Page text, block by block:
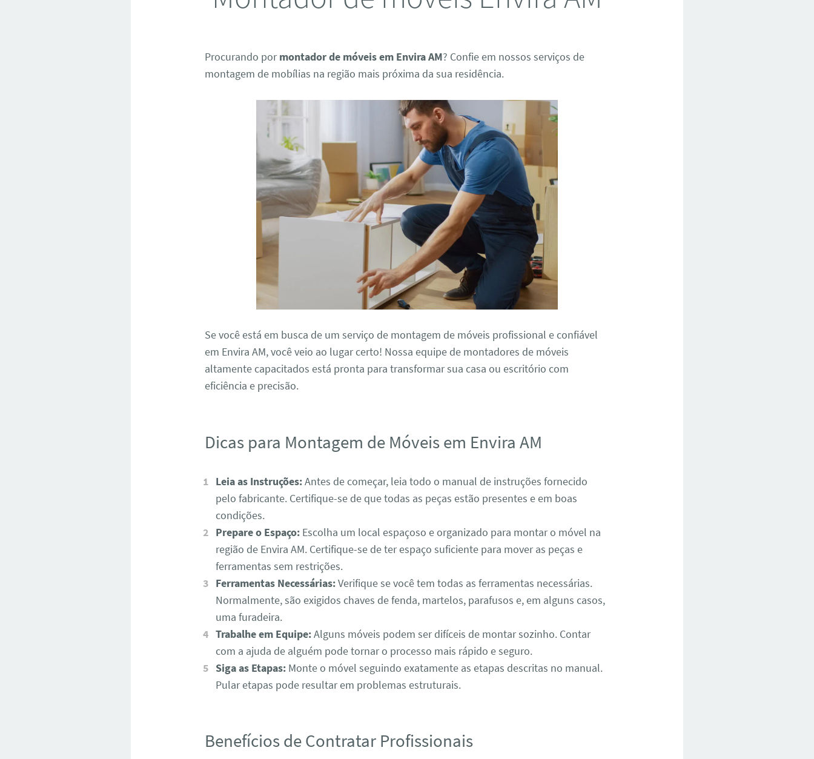
Procurando pormontador de móveis em Envira AM? Confie em nossos serviços de
montagem de mobílias na região mais próxima da sua residência.
Se você está em busca de um serviço de montagem de móveis profissional e confiável
em Envira AM, você veio ao lugar certo! Nossa equipe de montadores de móveis
altamente capacitados está pronta para transformar sua casa ou escritório com
eficiência e precisão.
Dicas para Montagem de Móveis em Envira AM
Leia as Instruções:Antes de começar, leia todo o manual de instruções fornecido
pelo fabricante. Certifique-se de que todas as peças estão presentes e em boas
condições.
Prepare o Espaço:Escolha um local espaçoso e organizado para montar o móvel na
região de Envira AM. Certifique-se de ter espaço suficiente para mover as peças e
ferramentas sem restrições.
Ferramentas Necessárias:Verifique se você tem todas as ferramentas necessárias.
Normalmente, são exigidos chaves de fenda, martelos, parafusos e, em alguns casos,
uma furadeira.
Trabalhe em Equipe:Alguns móveis podem ser difíceis de montar sozinho. Contar
com a ajuda de alguém pode tornar o processo mais rápido e seguro.
Siga as Etapas:Monte o móvel seguindo exatamente as etapas descritas no manual.
Pular etapas pode resultar em problemas estruturais.
Benefícios de Contratar Profissionais